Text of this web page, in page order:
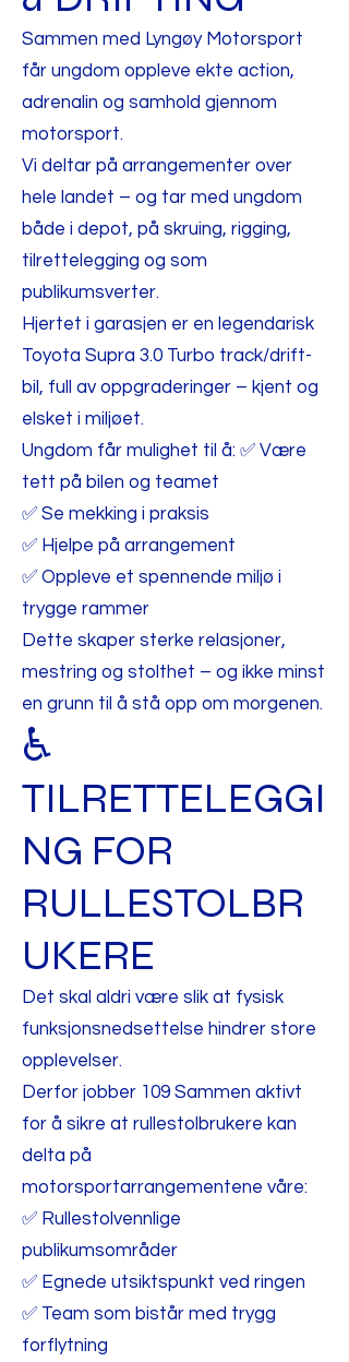
Sammen med Lyngøy Motorsport
får ungdom oppleve ekte action,
adrenalin og samhold gjennom
motorsport.
Vi deltar på arrangementer over
hele landet – og tar med ungdom
både i depot, på skruing, rigging,
tilrettelegging og som
publikumsverter.
Hjertet i garasjen er en legendarisk
Toyota Supra 3.0 Turbo track/drift-
bil, full av oppgraderinger – kjent og
elsket i miljøet.
Ungdom får mulighet til å: ✅ Være
tett på bilen og teamet
✅ Se mekking i praksis
✅ Hjelpe på arrangement
✅ Oppleve et spennende miljø i
trygge rammer
Dette skaper sterke relasjoner,
mestring og stolthet – og ikke minst
en grunn til å stå opp om morgenen.
♿
TILRETTELEGGI
NG FOR
RULLESTOLBR
UKERE
Det skal aldri være slik at fysisk
funksjonsnedsettelse hindrer store
opplevelser.
Derfor jobber 109 Sammen aktivt
for å sikre at rullestolbrukere kan
delta på
motorsportarrangementene våre:
✅ Rullestolvennlige
publikumsområder
✅ Egnede utsiktspunkt ved ringen
✅ Team som bistår med trygg
forflytning